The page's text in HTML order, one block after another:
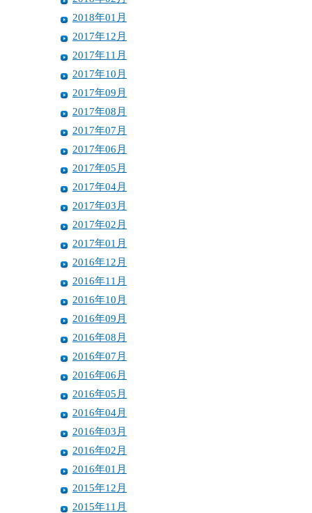
2018年01月
2017年12月
2017年11月
2017年10月
2017年09月
2017年08月
2017年07月
2017年06月
2017年05月
2017年04月
2017年03月
2017年02月
2017年01月
2016年12月
2016年11月
2016年10月
2016年09月
2016年08月
2016年07月
2016年06月
2016年05月
2016年04月
2016年03月
2016年02月
2016年01月
2015年12月
2015年11月